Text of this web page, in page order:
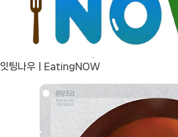
잇팅나우ㅣEatingNOW